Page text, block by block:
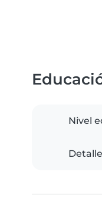
Nivel